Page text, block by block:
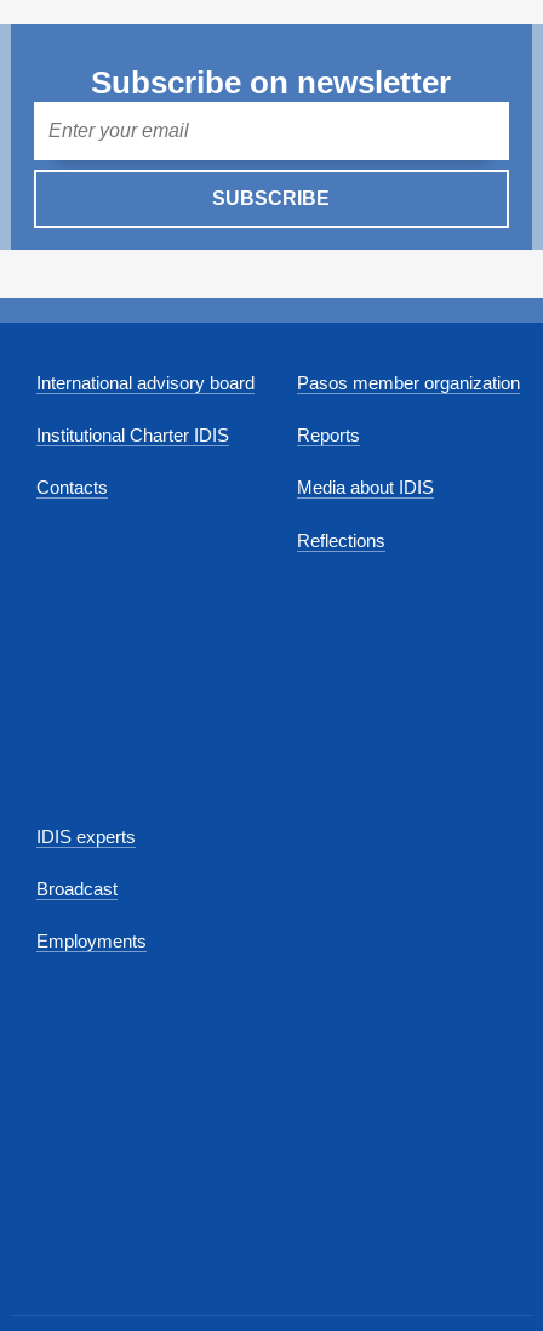
Subscribe on newsletter
SUBSCRIBE
International advisory board
Institutional Charter IDIS
Contacts
Pasos member organization
Reports
Media about IDIS
Reflections
IDIS experts
Broadcast
Employments